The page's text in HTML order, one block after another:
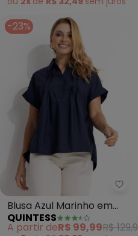
ou 2x de R$ 32,49 semjuros
-23%
Blusa Azul Marinho em
Poliéster
QUINTESS
A partir deR$ 99,99R$